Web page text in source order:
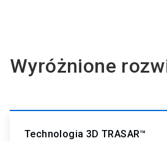
Wyróżnione
Technologia 3D TRASAR™